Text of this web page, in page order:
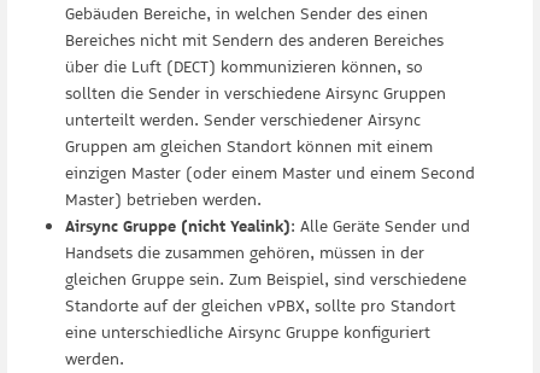
Gebäuden Bereiche, in welchen Sender des einen
Bereiches nicht mit Sendern des anderen Bereiches
über die Luft (DECT) kommunizieren können, so
sollten die Sender in verschiedene Airsync Gruppen
unterteilt werden. Sender verschiedener Airsync
Gruppen am gleichen Standort können mit einem
einzigen Master (oder einem Master und einem Second
Master) betrieben werden.
Airsync Gruppe (nicht Yealink): Alle Geräte Sender und
Handsets die zusammen gehören, müssen in der
gleichen Gruppe sein. Zum Beispiel, sind verschiedene
Standorte auf der gleichen vPBX, sollte pro Standort
eine unterschiedliche Airsync Gruppe konfiguriert
werden.